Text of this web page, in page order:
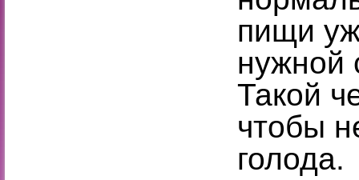
пищи
нужной
Такой
чтобы
голода.